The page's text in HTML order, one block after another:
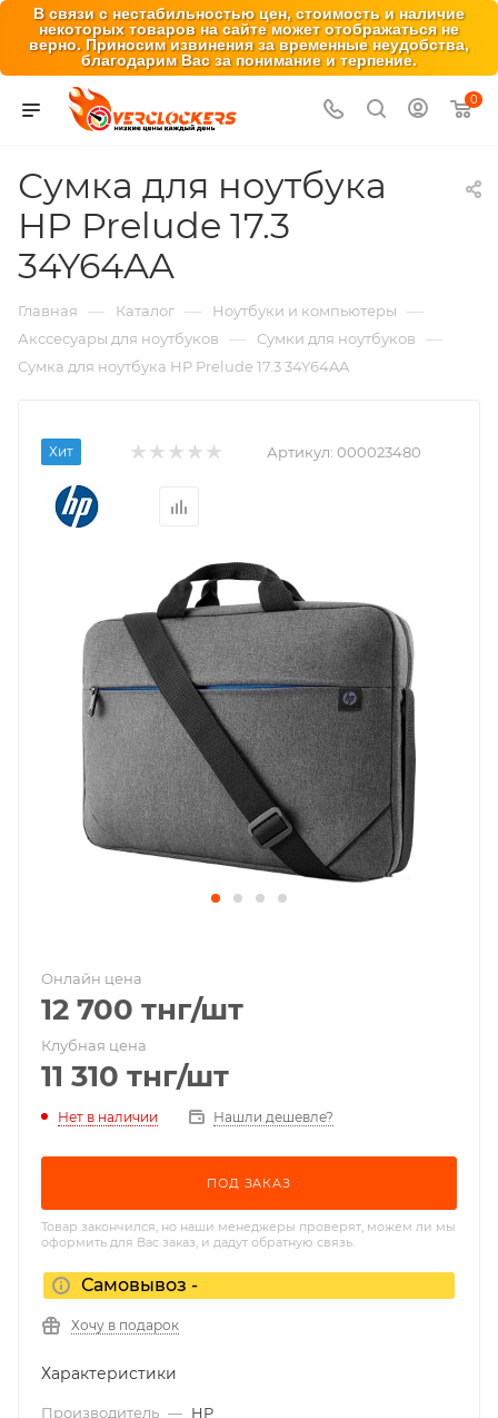
В связи с нестабильностью цен, стоимость и наличие
некоторых товаров на сайте может отображаться не
верно. Приносим извинения за временные неудобства,
благодарим Вас за понимание и терпение.
0
Сумка для ноутбука
HP Prelude 17.3
34Y64AA
Главная — Каталог — Ноутбуки и компьютеры —
Акссесуары для ноутбуков — Сумки для ноутбуков —
Сумка для ноутбука HP Prelude 17.3 34Y64AA
Хит Артикул: 000023480
Онлайн цена
12 700 тнг/шт
Клубная цена
11 310 тнг/шт
Нет в наличии Нашли дешевле?
ПОД ЗАКАЗ
Товар закончился, но наши менеджеры проверят, можем ли мы
оформить для Вас заказ, и дадут обратную связь.
Самовывоз -
Хочу в подарок
Характеристики
Производитель — HP